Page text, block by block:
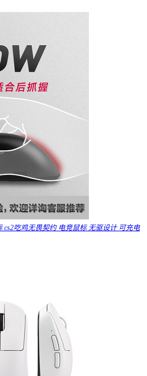
cs2吃鸡无畏契约 电竞鼠标 无驱设计 可充电